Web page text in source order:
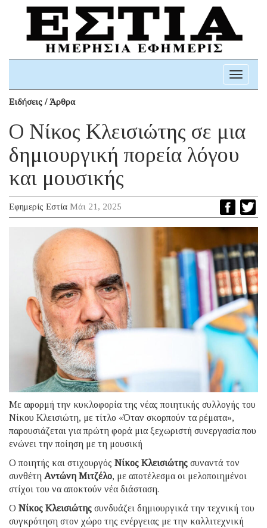
Toggle
Ειδήσεις / Άρθρα
Ο Νίκος Κλεισιώτης σε μια
δημιουργική πορεία λόγου
και μουσικής
Εφημερίς Εστία Μάι 21, 2025
Με αφορμή την κυκλοφορία της νέας ποιητικής συλλογής του
Νίκου Κλεισιώτη, με τίτλο «Όταν σκορπούν τα ρέματα»,
παρουσιάζεται για πρώτη φορά μια ξεχωριστή συνεργασία που
ενώνει την ποίηση με τη μουσική
Ο ποιητής και στιχουργός Νίκος Κλεισιώτης συναντά τον
συνθέτη Αντώνη Μιτζέλο, με αποτέλεσμα οι μελοποιημένοι
στίχοι του να αποκτούν νέα διάσταση.
Ο Νίκος Κλεισιώτης συνδυάζει δημιουργικά την τεχνική του
συγκρότηση στον χώρο της ενέργειας με την καλλιτεχνική